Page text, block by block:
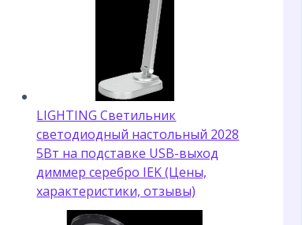
LIGHTING Светильник
светодиодный настольный 2028
5Вт на подставке USB-выход
диммер серебро IEK (Цены,
характеристики, отзывы)